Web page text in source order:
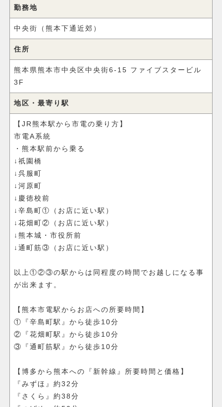
勤務地
中央街（熊本下通近郊）
住所
熊本県熊本市中央区中央街6-15 ファイブスタービル
3F
地区・最寄り駅
【JR熊本駅から市電の乗り方】
市電A系統
・熊本駅前から乗る
↓祇園橋
↓呉服町
↓河原町
↓慶徳校前
↓辛島町①（お店に近い駅）
↓花畑町②（お店に近い駅）
↓熊本城・市役所前
↓通町筋③（お店に近い駅）
以上①②③の駅からは同程度の時間でお越しになる事
が出来ます。
【熊本市電駅からお店への所要時間】
①『辛島町駅』から徒歩10分
②『花畑町駅』から徒歩10分
③『通町筋駅』から徒歩10分
【博多から熊本への『新幹線』所要時間と価格】
『みずほ』約32分
『さくら』約38分